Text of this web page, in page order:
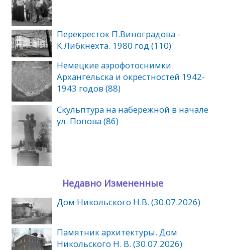
Перекресток П.Виноградова -
К.Либкнехта. 1980 год (110)
Немецкие аэрофотоснимки
Архангельска и окрестностей 1942-
1943 годов (88)
Скульптура на набережной в начале
ул. Попова (86)
Недавно Измененные
Дом Никольского Н.В. (30.07.2026)
Памятник архитектуры. Дом
Никольского Н. В. (30.07.2026)